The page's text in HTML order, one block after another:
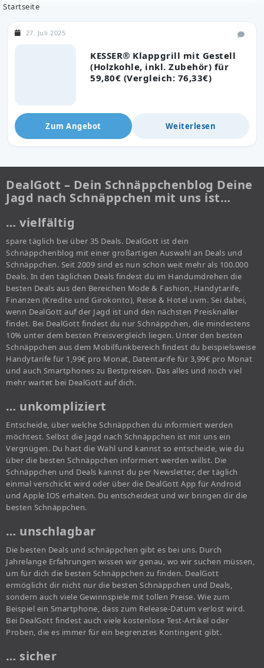
Startseite
KESSER® Klappgrill mit Gestell
(Holzkohle, inkl. Zubehör) für
59,80€ (Vergleich: 76,33€)
27. Juli 2025
Zum Angebot Weiterlesen
DealGott – Dein Schnäppchenblog Deine
Jagd nach Schnäppchen mit uns ist…
… vielfältig
spare täglich bei über 35 Deals. DealGott ist dein
Schnäppchenblog mit einer großartigen Auswahl an Deals und
Schnäppchen. Seit 2009 sind es nun schon weit mehr als 100.000
Deals. In den täglichen Deals findest du im Handumdrehen die
besten Deals aus den Bereichen Mode & Fashion, Handytarife,
Finanzen (Kredite und Girokonto), Reise & Hotel uvm. Sei dabei,
wenn DealGott auf der Jagd ist und den nächsten Preisknaller
findet. Bei DealGott findest du nur Schnäppchen, die mindestens
10% unter dem besten Preisvergleich liegen. Unter den besten
Schnäppchen aus dem Mobilfunkbereich findest du beispielsweise
Handytarife für 1,99€ pro Monat, Datentarife für 3,99€ pro Monat
und auch Smartphones zu Bestpreisen. Das alles und noch viel
mehr wartet bei DealGott auf dich.
… unkompliziert
Entscheide, über welche Schnäppchen du informiert werden
möchtest. Selbst die Jagd nach Schnäppchen ist mit uns ein
Vergnügen. Du hast die Wahl und kannst so entscheide, wie du
über die besten Schnäppchen informiert werden willst. Die
Schnäppchen und Deals kannst du per Newsletter, der täglich
einmal verschickt wird oder über die DealGott App für Android
und Apple IOS erhalten. Du entscheidest und wir bringen dir die
besten Schnäppchen.
… unschlagbar
Die besten Deals und schnäppchen gibt es bei uns. Durch
Jahrelange Erfahrungen wissen wir genau, wo wir suchen müssen,
um für dich die besten Schnäppchen zu finden. DealGott
ermöglicht dir nicht nur die besten Schnäppchen und Deals,
sondern auch viele Gewinnspiele mit tollen Preise. Wie zum
Beispiel ein Smartphone, dass zum Release-Datum verlost wird.
Bei DealGott findest auch viele kostenlose Test-Artikel oder
Proben, die es immer für ein begrenztes Kontingent gibt.
… sicher